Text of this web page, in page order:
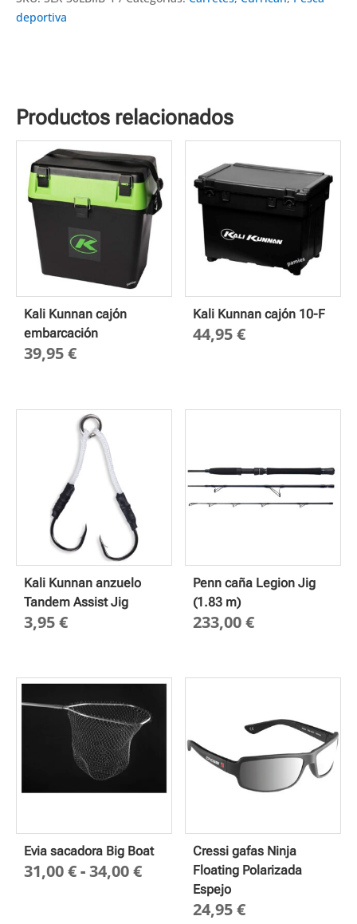
deportiva
Productos relacionados
Kali Kunnan cajón
embarcación
39,95€
Kali Kunnan cajón 10-F
44,95€
Kali Kunnan anzuelo
Tandem Assist Jig
3,95€
Penn caña Legion Jig
(1.83 m)
233,00€
Evia sacadora Big Boat
31,00€-34,00€Rango
precios:
Cressi gafas Ninja
Floating Polarizada
Espejo
24,95€